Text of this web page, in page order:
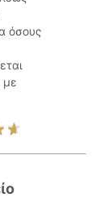
όσους
με